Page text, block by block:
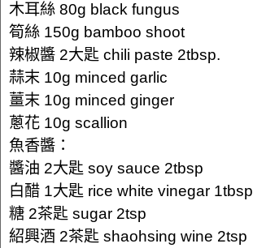
木耳絲 80g black fungus
筍絲 150g bamboo shoot
辣椒醬 2大匙 chili paste 2tbsp.
蒜末 10g minced garlic
薑末 10g minced ginger
蔥花 10g scallion
魚香醬：
醬油 2大匙 soy sauce 2tbsp
白醋 1大匙 rice white vinegar 1tbsp
糖 2茶匙 sugar 2tsp
紹興酒 2茶匙 shaohsing wine 2tsp